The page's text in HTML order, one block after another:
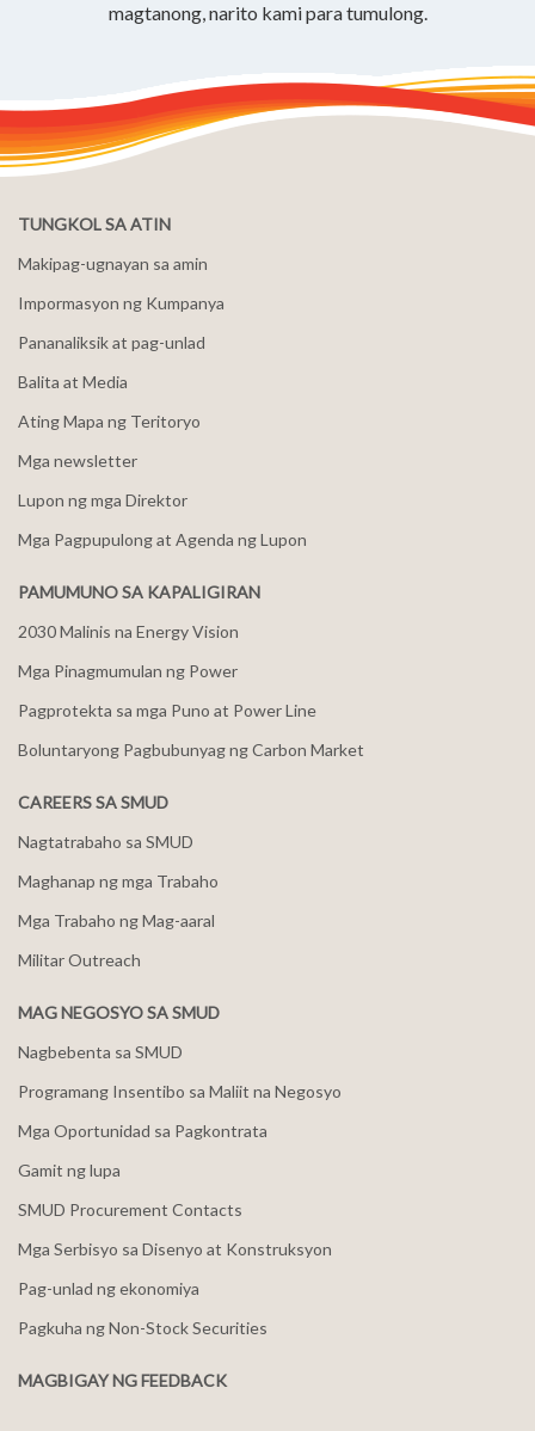
magtanong, narito kami para tumulong.
TUNGKOL SA ATIN
Makipag-ugnayan sa amin
Impormasyon ng Kumpanya
Pananaliksik at pag-unlad
Balita at Media
Ating Mapa ng Teritoryo
Mga newsletter
Lupon ng mga Direktor
Mga Pagpupulong at Agenda ng Lupon
PAMUMUNO SA KAPALIGIRAN
2030 Malinis na Energy Vision
Mga Pinagmumulan ng Power
Pagprotekta sa mga Puno at Power Line
Boluntaryong Pagbubunyag ng Carbon Market
CAREERS SA SMUD
Nagtatrabaho sa SMUD
Maghanap ng mga Trabaho
Mga Trabaho ng Mag-aaral
Militar Outreach
MAG NEGOSYO SA SMUD
Nagbebenta sa SMUD
Programang Insentibo sa Maliit na Negosyo
Mga Oportunidad sa Pagkontrata
Gamit ng lupa
SMUD Procurement Contacts
Mga Serbisyo sa Disenyo at Konstruksyon
Pag-unlad ng ekonomiya
Pagkuha ng Non-Stock Securities
MAGBIGAY NG FEEDBACK